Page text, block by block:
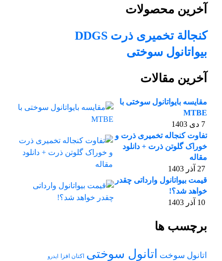
آخرین محصولات
کنجالة تخمیری ذرت DDGS
بیواتانول سوختی
آخرین مقالات
مقایسه بایواتانول سوختی با
MTBE
7 دی 1403
تفاوت کنجاله تخمیری ذرت و
خوراک گلوتن ذرت + دانلود
مقاله
27 آذر 1403
قیمت بیواتانول وارداتی چقدر
خواهد شد؟!
10 آذر 1403
برچسب ها
اتانول سوخت اتانول سوختی اکتان افزا ایدرو